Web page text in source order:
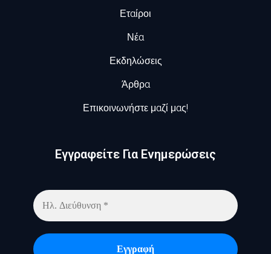
Εταίροι
Νέα
Εκδηλώσεις
Άρθρα
Επικοινωνήστε μαζί μας!
Εγγραφείτε Για Ενημερώσεις​